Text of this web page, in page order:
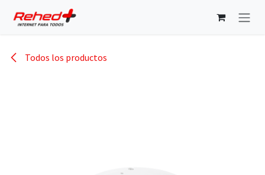
Todos los productos